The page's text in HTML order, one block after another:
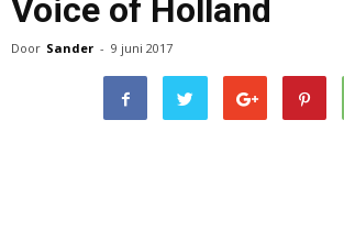
Voice of Holland
Door Sander - 9 juni 2017